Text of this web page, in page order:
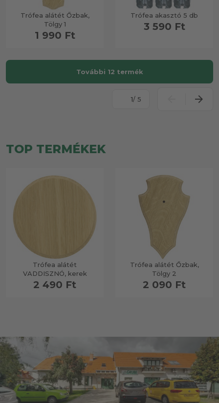
Trófea alátét Őzbak,
Tölgy 1
1 990 Ft
Trófea akasztó 5 db
3 590 Ft
További 12 termék
/ 5
TOP TERMÉKEK
Trófea alátét
VADDISZNÓ, kerek
2 490 Ft
Trófea alátét Őzbak,
Tölgy 2
2 090 Ft